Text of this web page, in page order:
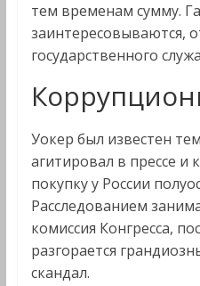
тем временам сумму.
заинтересовываются,
государственного
Уокер был известен
агитировал в прессе и
покупку у России
Расследованием
комиссия Конгресса,
разгорается
скандал.